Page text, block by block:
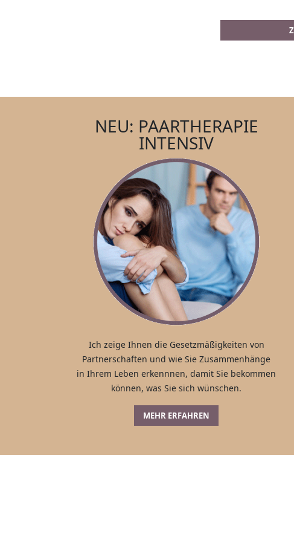
NEU: PAARTHERAPIE
INTENSIV
Ich zeige Ihnen die Gesetzmäßigkeiten von
Partnerschaften und wie Sie Zusammenhänge
in Ihrem Leben erkennnen, damit Sie bekommen
können, was Sie sich wünschen.
MEHR ERFAHREN